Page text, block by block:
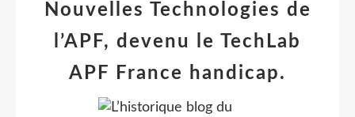
Nouvelles Technologies de
l’APF, devenu le TechLab
APF France handicap.